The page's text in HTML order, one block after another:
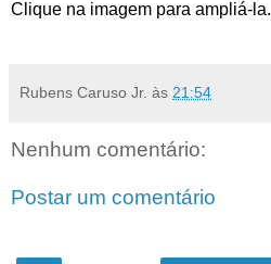
Clique na imagem para ampliá-la.
Rubens Caruso Jr. às 21:54
Nenhum comentário:
Postar um comentário